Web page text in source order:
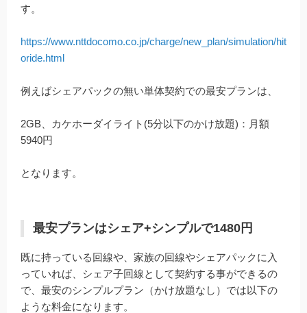
す。
https://www.nttdocomo.co.jp/charge/new_plan/simulation/hit
oride.html
例えばシェアパックの無い単体契約での最安プランは、
2GB、カケホーダイライト(5分以下のかけ放題)：月額
5940円
となります。
最安プランはシェア+シンプルで1480円
既に持っている回線や、家族の回線やシェアパックに入
っていれば、シェア子回線として契約する事ができるの
で、最安のシンプルプラン（かけ放題なし）では以下の
ような料金になります。